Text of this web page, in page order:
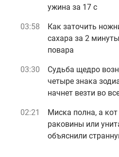
ужина за 17 с
03:58
Как заточить
сахара за 2
повара
03:30
Судьба щедро
четыре знака
начнет везти во
02:21
Миска полна, а кот
раковины или
объяснили